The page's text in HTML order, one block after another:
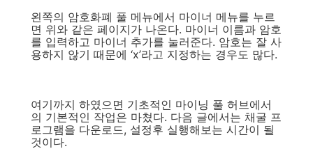
왼쪽의 암호화폐 풀 메뉴에서 마이너 메뉴를 누르
면 위와 같은 페이지가 나온다. 마이너 이름과 암호
를 입력하고 마이너 추가를 눌러준다. 암호는 잘 사
용하지 않기 때문에 ‘x’라고 지정하는 경우도 많다.
여기까지 하였으면 기초적인 마이닝 풀 허브에서
의 기본적인 작업은 마쳤다. 다음 글에서는 채굴 프
로그램을 다운로드, 설정후 실행해보는 시간이 될
것이다.